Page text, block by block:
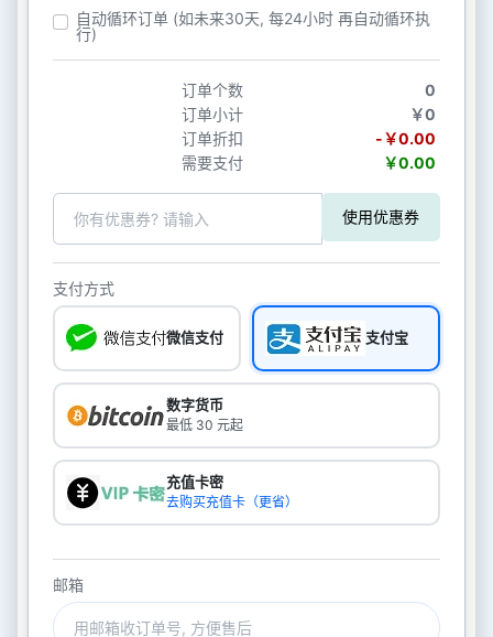
自动循环订单 (如未来30天, 每24小时 再自动循环执
行)
订单个数
0
订单小计
￥0
订单折扣
-￥0.00
需要支付
￥0.00
使用优惠券
支付方式
微信支付 支付宝
数字货币
最低 30 元起
充值卡密
去购买充值卡（更省）
邮箱